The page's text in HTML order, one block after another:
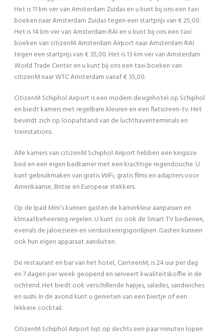
Het is 11 km ver van Amsterdam Zuidas en u kunt bij ons een taxi
boeken naar Amsterdam Zuidas tegen een startprijs van € 25,00.
Het is 14 km ver van Amsterdam RAI en u kunt bij ons een taxi
boeken van citizenM Amsterdam Airport naar Amsterdam RAI
tegen een startprijs van € 35,00. Het is 13 km ver van Amsterdam
World Trade Center en u kunt bij ons een taxi boeken van
citizenM naar WTC Amsterdam vanaf € 35,00.
CitizenM Schiphol Airport is een modern designhotel op Schiphol
en biedt kamers met regelbare kleuren en een flatscreen-tv. Het
bevindt zich op loopafstand van de luchthaventerminals en
treinstations.
Alle kamers van citizenM Schiphol Airport hebben een kingsize
bed en een eigen badkamer met een krachtige regendouche. U
kunt gebruikmaken van gratis WiFi, gratis films en adapters voor
Amerikaanse, Britse en Europese stekkers.
Op de Ipad Mini’s kunnen gasten de kamerkleur aanpassen en
klimaatbeheersing regelen. U kunt zo ook de Smart TV bedienen,
evenals de jaloezieën en verduisteringsgordijnen. Gasten kunnen
ook hun eigen apparaat aansluiten.
De restaurant en bar van het hotel, CanteenM, is 24 uur per dag
en 7 dagen per week geopend en serveert kwaliteitskoffie in de
ochtend. Het biedt ook verschillende hapjes, salades, sandwiches
en sushi. In de avond kunt u genieten van een biertje of een
lekkere cocktail.
CitizenM Schiphol Airport ligt op slechts een paar minuten lopen